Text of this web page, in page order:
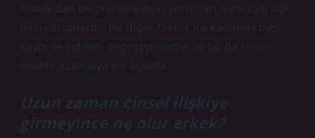
Bunlardan en önemlisi ilişki sorunları, yani eşle ilgili
bazı sorunlardır. Bir diğer faktör ise kadının stres,
kaygı ve şiddetli depresyonudur ve bu da cinsel
istekte azalmaya yol açabilir.
Uzun zaman cinsel ilişkiye
girmeyince ne olur erkek?